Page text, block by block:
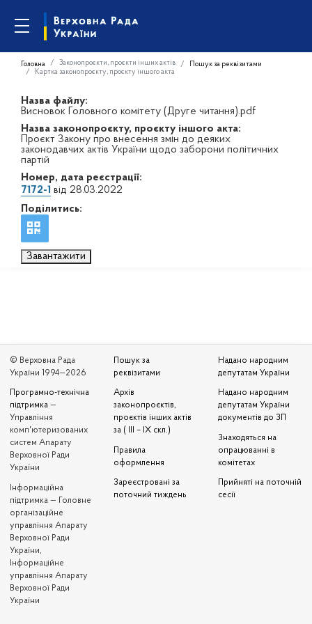
Головна Законопроєкти, проєкти інших актів
Пошук за реквізитами
Картка законопроєкту, проєкту іншого акта
Назва файлу:
Висновок Головного комітету (Друге читання).pdf
Назва законопроєкту, проєкту іншого акта:
Проєкт Закону про внесення змін до деяких
законодавчих актів України щодо заборони політичних
партій
Номер, дата реєстрації:
7172-1 від 28.03.2022
Поділитись:
Завантажити
© Верховна Рада
України 1994—2026
Програмно-технічна
підтримка —
Управління
комп'ютеризованих
систем Апарату
Верховної Ради
України
Iнформаційна
підтримка — Головне
організаційне
управління Апарату
Верховної Ради
України,
Інформаційне
управління Апарату
Верховної Ради
України
Пошук за
реквізитами
Архів
законопроєктів,
проєктів інших актів
за ( III – IX скл.)
Правила
оформлення
Зареєстровані за
поточний тиждень
Надано народним
депутатам України
Надано народним
депутатам України
документів до ЗП
Знаходяться на
опрацюванні в
комітетах
Прийняті на поточній
сесії